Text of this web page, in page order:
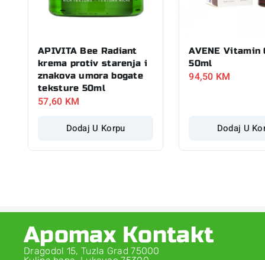
APIVITA Bee Radiant
krema protiv starenja i
znakova umora bogate
teksture 50ml
57,60 KM
Dodaj U Korpu
AVENE Vitamin
50ml
94,50 KM
Dodaj U
Apomax Kontakt
Dragodol 15, Tuzla Grad 75000